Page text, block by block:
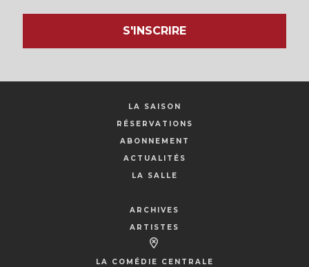
S'INSCRIRE
LA SAISON
RÉSERVATIONS
ABONNEMENT
ACTUALITÉS
LA SALLE
ARCHIVES
ARTISTES
LA COMÉDIE CENTRALE